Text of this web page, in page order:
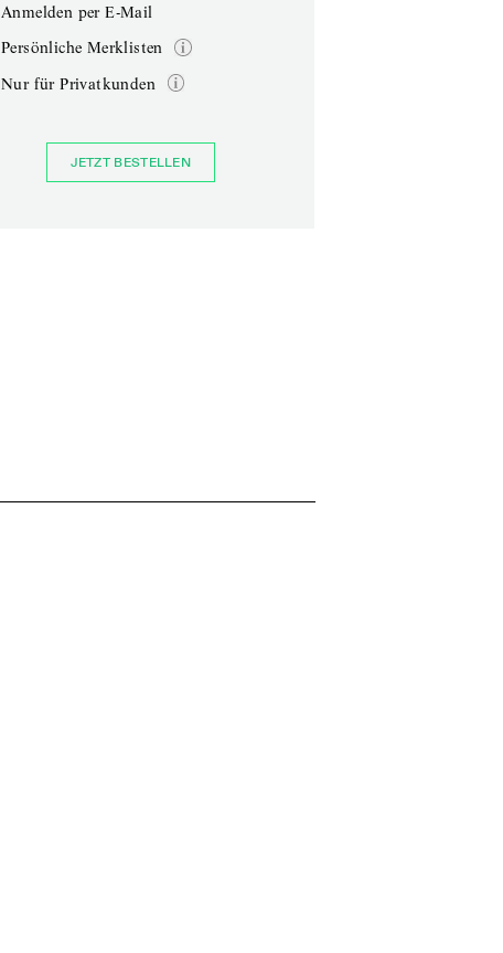
Anmelden per E-Mail
Persönliche Merklisten
Nur für Privatkunden
JETZT BESTELLEN